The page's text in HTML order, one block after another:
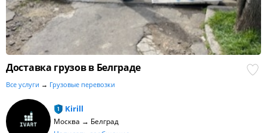
Доставка грузов в Белграде
Все услуги → Грузовые перевозки
Kirill
Москва → Белград